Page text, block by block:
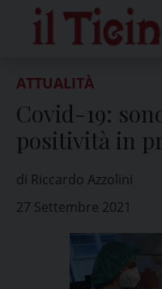
content
ATTUALITÀ
Covid-19:
positività in
di Riccardo Azzolini
27 Settembre 2021